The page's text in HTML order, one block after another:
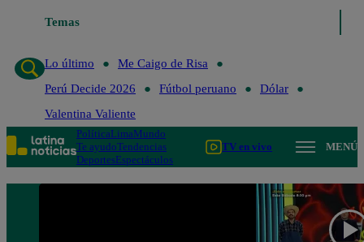
Temas
Lo último
Me Caigo de Risa
Perú Decide 2026
Fútbol peruano
Dólar
Valentina Valiente
PolíticaLimaMundo
Te ayudoTendencias
DeportesEspectáculos
TV en vivo MENÚ